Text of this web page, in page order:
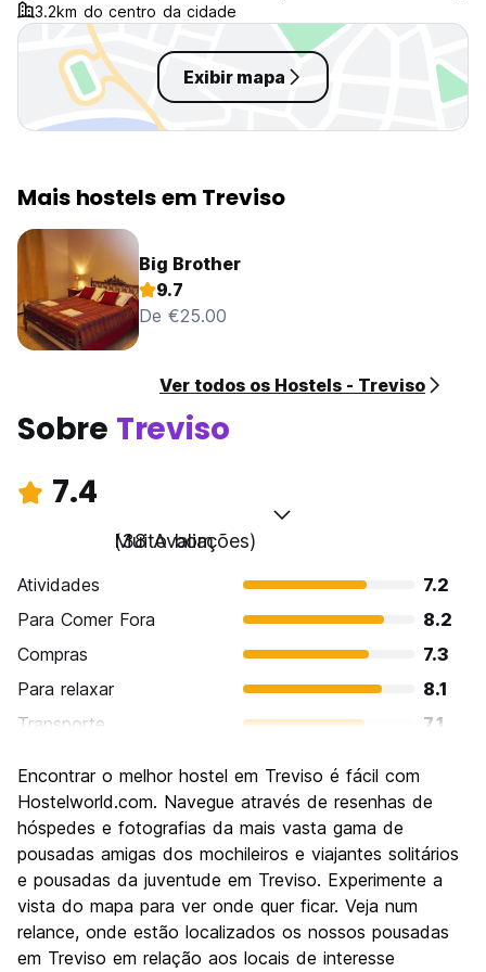
3.2km do centro da cidade
Exibir mapa
Mais hostels em Treviso
Big Brother
9.7
De €25.00
Ver todos os Hostels - Treviso
Sobre Treviso
7.4
Muito bom
(38 Avaliações)
Atividades
7.2
Para Comer Fora
8.2
Compras
7.3
Para relaxar
8.1
Transporte
7.1
Cultura
7.9
Festas / vida noturna
Custo-beneficio
7.4
Encontrar o melhor hostel em Treviso é fácil com
Hostelworld.com. Navegue através de resenhas de
hóspedes e fotografias da mais vasta gama de
pousadas amigas dos mochileiros e viajantes solitários
e pousadas da juventude em Treviso. Experimente a
vista do mapa para ver onde quer ficar. Veja num
relance, onde estão localizados os nossos pousadas
em Treviso em relação aos locais de interesse